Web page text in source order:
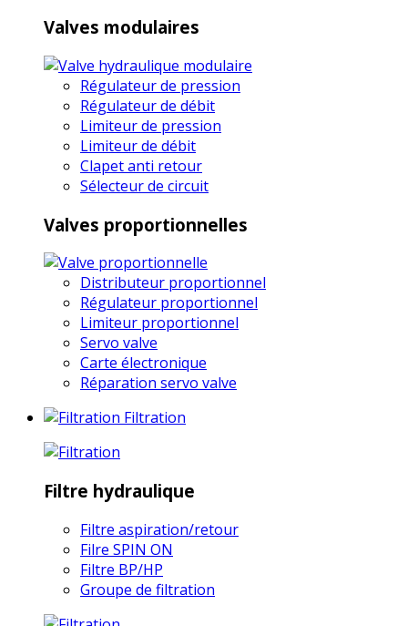
Valves modulaires
Régulateur de pression
Régulateur de débit
Limiteur de pression
Limiteur de débit
Clapet anti retour
Sélecteur de circuit
Valves proportionnelles
Distributeur proportionnel
Régulateur proportionnel
Limiteur proportionnel
Servo valve
Carte électronique
Réparation servo valve
Filtration
Filtre hydraulique
Filtre aspiration/retour
Filre SPIN ON
Filtre BP/HP
Groupe de filtration